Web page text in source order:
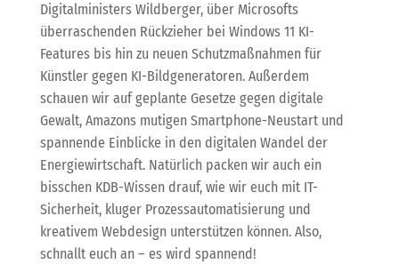
Digitalministers Wildberger, über Microsofts
überraschenden Rückzieher bei Windows 11 KI-
Features bis hin zu neuen Schutzmaßnahmen für
Künstler gegen KI-Bildgeneratoren. Außerdem
schauen wir auf geplante Gesetze gegen digitale
Gewalt, Amazons mutigen Smartphone-Neustart und
spannende Einblicke in den digitalen Wandel der
Energiewirtschaft. Natürlich packen wir auch ein
bisschen KDB-Wissen drauf, wie wir euch mit IT-
Sicherheit, kluger Prozessautomatisierung und
kreativem Webdesign unterstützen können. Also,
schnallt euch an – es wird spannend!